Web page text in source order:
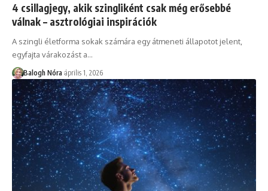
4 csillagjegy, akik szingliként csak még erősebbé
válnak – asztrológiai inspirációk
A szingli életforma sokak számára egy átmeneti állapotot jelent,
egyfajta várakozást a…
Balogh Nóra április 1, 2026